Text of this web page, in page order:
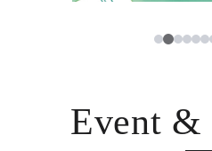
12345
Event &